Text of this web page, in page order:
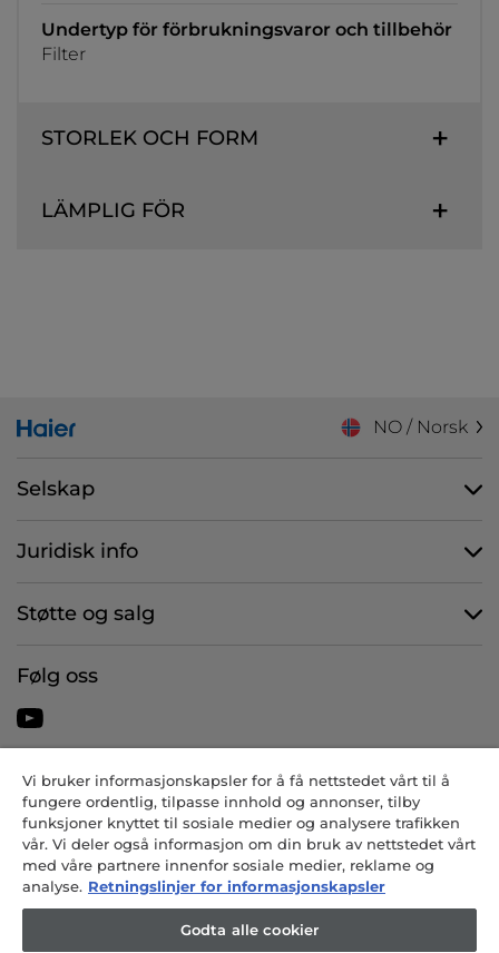
Undertyp för förbrukningsvaror och tillbehör
Filter
STORLEK OCH FORM
LÄMPLIG FÖR
NO / Norsk
Selskap
Juridisk info
Støtte og salg
Følg oss
CANDY HOOVER GROUP S.r.I. - Eneaksjonær - REGISTRERT
KONTOR: Via Comolli, 57 - 20861 Brugherio (MB) - Italia -
ADMINISTRATIVE KONTORER: Via Privata Eden Fumagalli snc -
20861 Brugherio (MB) og Via Trento nr. 20/A-22 - 20871 Vimercate
(MB) - Italia - Tlf.: +39.039.2086.1 - Faks: +39.039.2086.237 -
registreringsnummer i Milan-Monza-Brianza-Lodi-selskapsregisteret
Vi bruker informasjonskapsler for å få nettstedet vårt til å
fungere ordentlig, tilpasse innhold og annonser, tilby
funksjoner knyttet til sosiale medier og analysere trafikken
vår. Vi deler også informasjon om din bruk av nettstedet vårt
med våre partnere innenfor sosiale medier, reklame og
analyse. Retningslinjer for informasjonskapsler
Godta alle cookier